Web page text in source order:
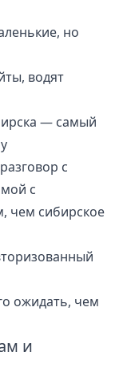
но
водят
— самый
с
с
чем сибирское
ожидать, чем
и